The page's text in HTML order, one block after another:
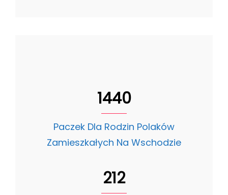
1440
Paczek Dla Rodzin Polaków
Zamieszkałych Na Wschodzie
212